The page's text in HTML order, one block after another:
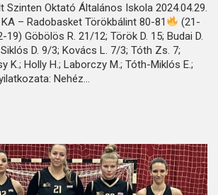
Szinten Oktató Általános Iskola 2024.04.29.
– Radobasket Törökbálint 80-81
(21-
19) Göbölös R. 21/12; Török D. 15; Budai D.
D. 9/3; Kovács L. 7/3; Tóth Zs. 7;
K.; Holly H.; Laborczy M.; Tóth-Miklós E.;
Nehéz…